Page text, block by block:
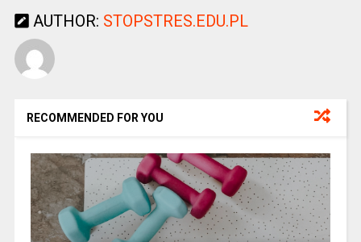
AUTHOR: STOPSTRES.EDU.PL
RECOMMENDED FOR YOU